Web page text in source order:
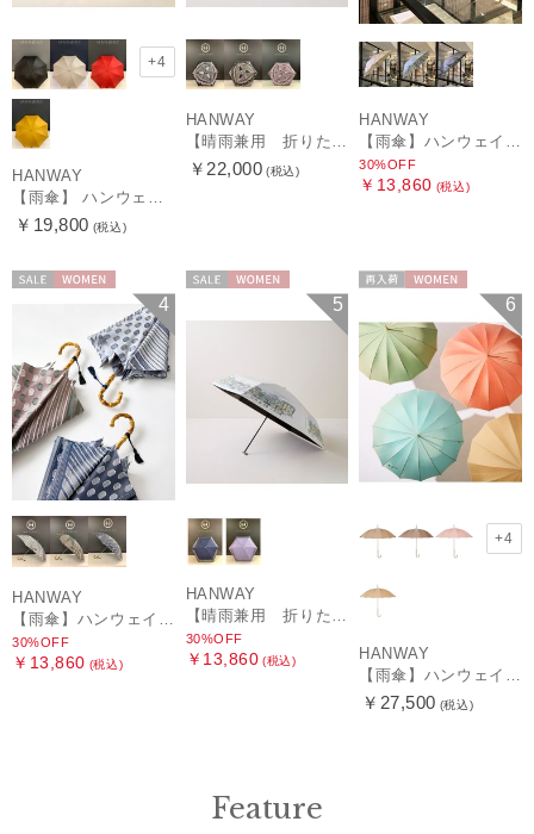
+4
HANWAY
【雨傘】 ハンウェイ （HANWAY） Couturier クチュリエ 長傘 日本製
￥19,800 (税込)
HANWAY
【晴雨兼用 折りたたみ日傘】ハンウェイ（ＨＡＮＷＡＹ）Vestido de frida（べスティード・デ・フリーダ）
￥22,000 (税込)
HANWAY
【雨傘】ハンウェイ (HANWAY) Lily CJ（リリー・シー・ジェー） 日本製 親骨：51～55cm
30%OFF
￥13,860 (税込)
4
HANWAY
30%OFF
￥13,860 (税込)
5
HANWAY
30%OFF
￥13,860 (税込)
6
+4
HANWAY
￥27,500 (税込)
Feature